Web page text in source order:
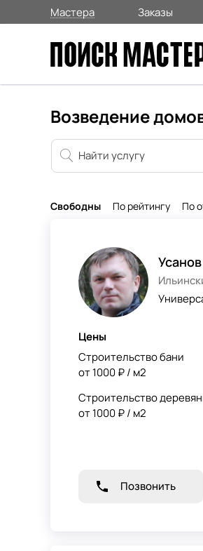
Мастера Заказы
Возведение
Свободны По рейтингу По
Цены
Строительство бани
от 1000 ₽ / м2
Строительство
от 1000 ₽ / м2
Позвонить